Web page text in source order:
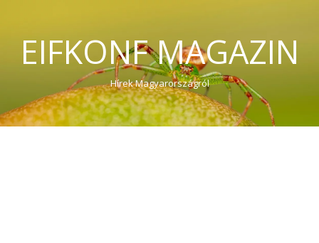
EIFKONF MAGAZIN
Hírek Magyarországról